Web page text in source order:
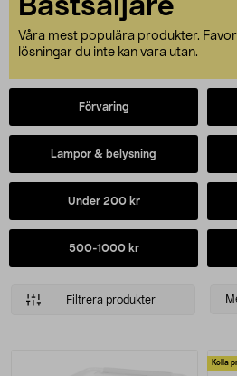
Bästsäljare
Våra mest populära produkter.
lösningar du inte kan vara utan.
Förvaring
Lampor & belysning
Under 200 kr
500-1000 kr
Filtrera produkter
Kolla